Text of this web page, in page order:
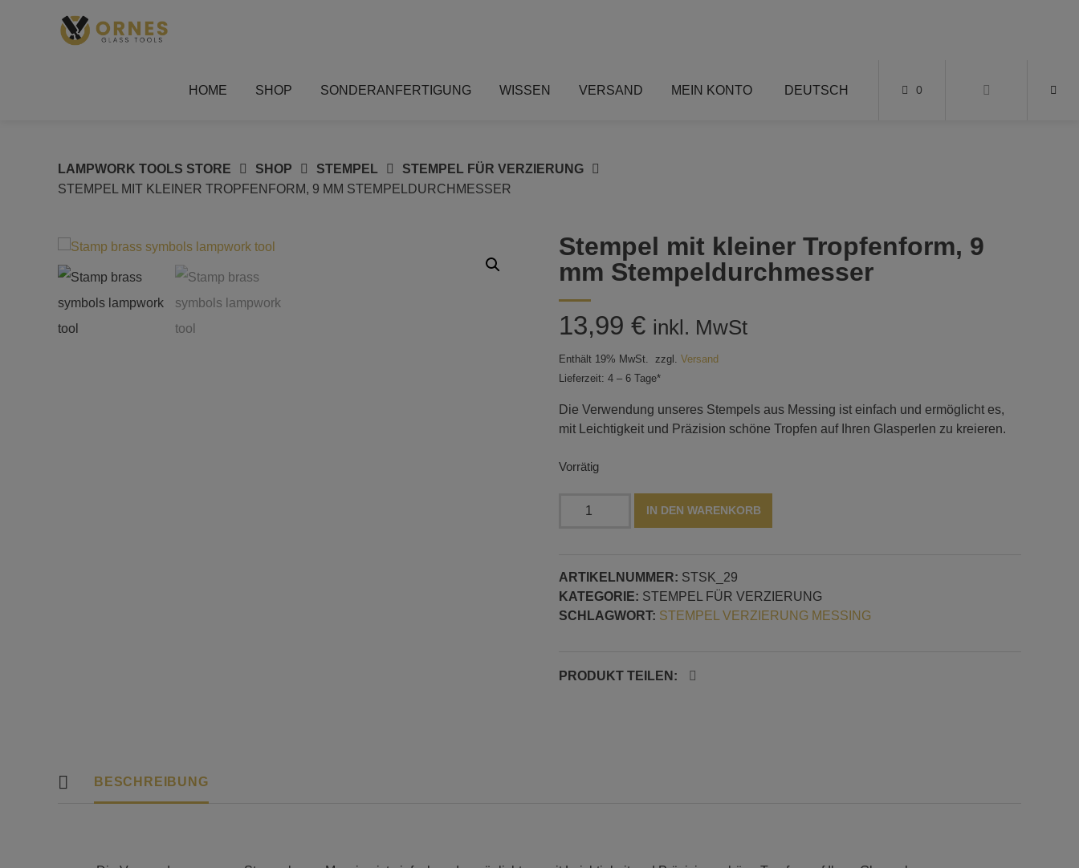
HOME SHOP SONDERANFERTIGUNG WISSEN VERSAND MEIN KONTO DEUTSCH 0
LAMPWORK TOOLS STORE SHOP STEMPEL
STEMPEL FÜR VERZIERUNG
STEMPEL MIT KLEINER TROPFENFORM, 9 MM STEMPELDURCHMESSER
Stempel mit kleiner Tropfenform, 9
mm Stempeldurchmesser
13,99 € inkl. MwSt
Enthält 19% MwSt. zzgl. Versand
Lieferzeit: 4 – 6 Tage*
Die Verwendung unseres Stempels aus Messing ist einfach und ermöglicht es,
mit Leichtigkeit und Präzision schöne Tropfen auf Ihren Glasperlen zu kreieren.
Vorrätig
9
mm
Stempeldurchmesser
IN DEN WARENKORB
ARTIKELNUMMER: STSK_29
KATEGORIE: STEMPEL FÜR VERZIERUNG
SCHLAGWORT: STEMPEL VERZIERUNG MESSING
PRODUKT TEILEN:
BESCHREIBUNG